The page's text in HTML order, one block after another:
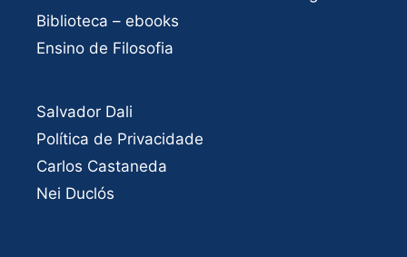
Biblioteca – ebooks
Ensino de Filosofia
Salvador Dali
Política de Privacidade
Carlos Castaneda
Nei Duclós